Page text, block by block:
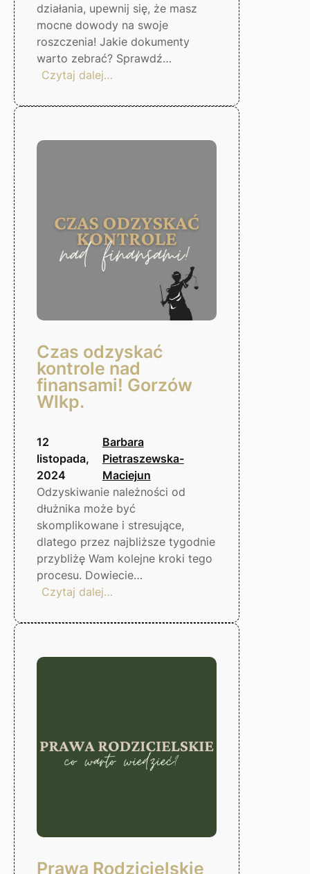
działania, upewnij się, że masz
mocne dowody na swoje
roszczenia! Jakie dokumenty
warto zebrać? Sprawdź…
Czytaj dalej…
zrobić,
dłużnik
Czas odzyskać
kontrole nad
finansami! Gorzów
Wlkp.
12
listopada,
2024
Barbara
Pietraszewska-
Maciejun
Odzyskiwanie należności od
dłużnika może być
skomplikowane i stresujące,
dlatego przez najbliższe tygodnie
przybliżę Wam kolejne kroki tego
procesu. Dowiecie…
Czytaj dalej…
odzyskać
nad
Prawa Rodzicielskie